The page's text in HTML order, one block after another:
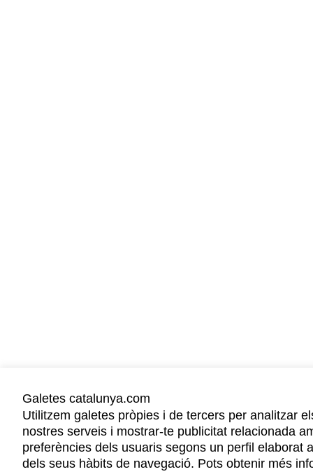
Galetes catalunya.com
Utilitzem galetes pròpies i de tercers per analitzar
nostres serveis i mostrar-te publicitat relacionada
preferències dels usuaris segons un perfil elaborat
dels seus hàbits de navegació. Pots obtenir més